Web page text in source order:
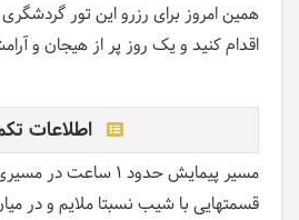
همین امروز برای رزرو این تور
اقدام کنید و یک روز پر از هیجان و
اطلاعات
مسیر پیمایش حدود 1
قسمتهایی با شیب نسبتا ملایم و در